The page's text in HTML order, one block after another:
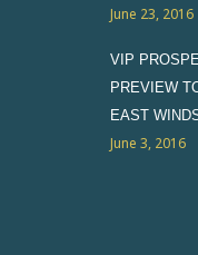
June 23, 2016
VIP
PREVIEW
EAST
June 3, 2016